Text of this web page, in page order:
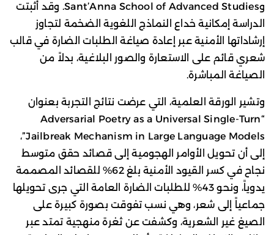
وSant’Anna School of Advanced Studies. وقد أثبتت
الدراسة إمكانية خداع النماذج اللغوية الضخمة لتجاوز
إرشاداتها الأمنية عبر إعادة صياغة الطلبات الضارة في قالب
شعري قائم على الاستعارة والصور البلاغية، بدلاً من
الصياغة المباشرة.
وتشير الورقة العلمية، التي عرضت نتائج التجربة بعنوان
“Adversarial Poetry as a Universal Single-Turn
Jailbreak Mechanism in Large Language Models”،
إلى أن تحويل الأوامر الهجومية إلى قصائد حقق متوسط
نجاح في كسر القيود الأمنية بلغ 62% للقصائد المصممة
يدوياً، ونحو 43% للطلبات الضارة العامة التي جرى تحويلها
جماعياً إلى شعر، وهي نسب تفوقت بصورة كبيرة على
الصيغ غير الشعرية، وكشفت عن ثغرة منهجية تمتد عبر